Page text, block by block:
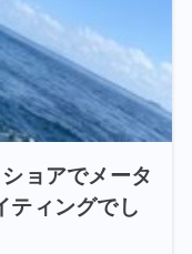
ョアでメータ
ティングでし